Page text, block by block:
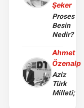
Şeker
Proses
Besin
Nedir?
Ahmet
Özenalp
Aziz
Türk
Milleti;